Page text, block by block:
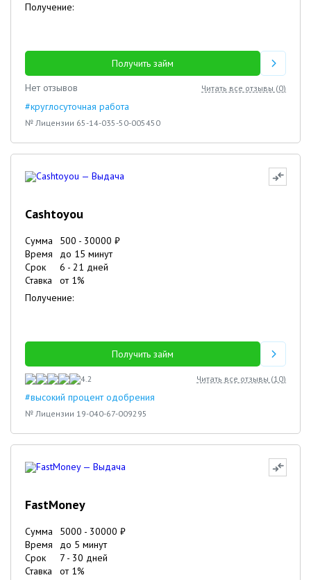
Получение:
Получить займ
Нет отзывов
Читать все отзывы (0)
#круглосуточная работа
№ Лицензии 65-14-035-50-005450
Cashtoyou
Сумма 500 - 30000 ₽
Время
до 15 минут
Срок
6 - 21 дней
Ставка
от 1%
Получение:
Получить займ
4.2 Читать все отзывы (10)
#высокий процент одобрения
№ Лицензии 19-040-67-009295
FastMoney
Сумма 5000 - 30000 ₽
Время
до 5 минут
Срок
7 - 30 дней
Ставка
от 1%